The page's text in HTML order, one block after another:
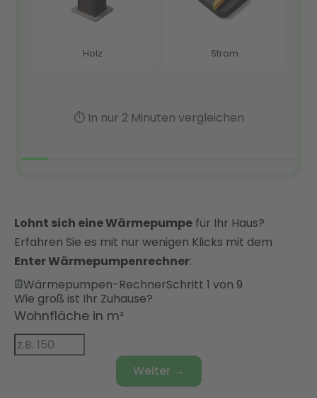
Lohnt sich eine Wärmepumpe für Ihr Haus?
Erfahren Sie es mit nur wenigen Klicks mit dem
Enter Wärmepumpenrechner:
Wärmepumpen-RechnerSchritt 1 von 9
Wie groß ist Ihr Zuhause?
Wohnfläche in m²
Weiter →